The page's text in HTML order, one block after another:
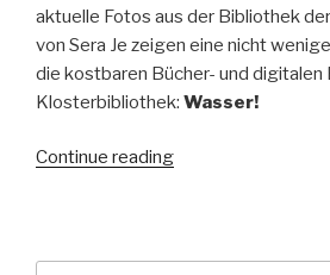
aktuelle Fotos aus der Bibliothek
von Sera Je zeigen eine nicht
die kostbaren Bücher- und
Klosterbibliothek: Wasser!
Continue reading“Land